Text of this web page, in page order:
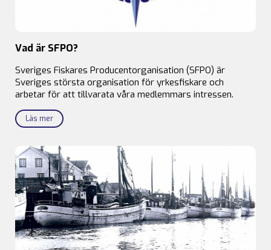
Vad är SFPO?
Sveriges Fiskares Producentorganisation (SFPO) är
Sveriges största organisation för yrkesfiskare och
arbetar för att tillvarata våra medlemmars intressen.
Läs mer